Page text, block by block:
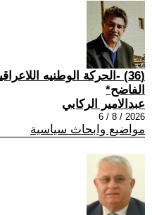
(36) -الحركة الوطنيه
الفاضح*
عبدالامير الركابي
2026 / 8 / 6
مواضيع وابحاث سياسية